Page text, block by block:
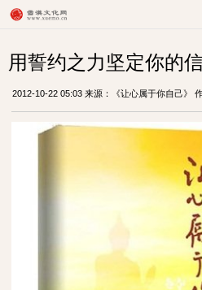
用誓约之力坚定你的
2012-10-22 05:03 来源：《让心属于你自己》